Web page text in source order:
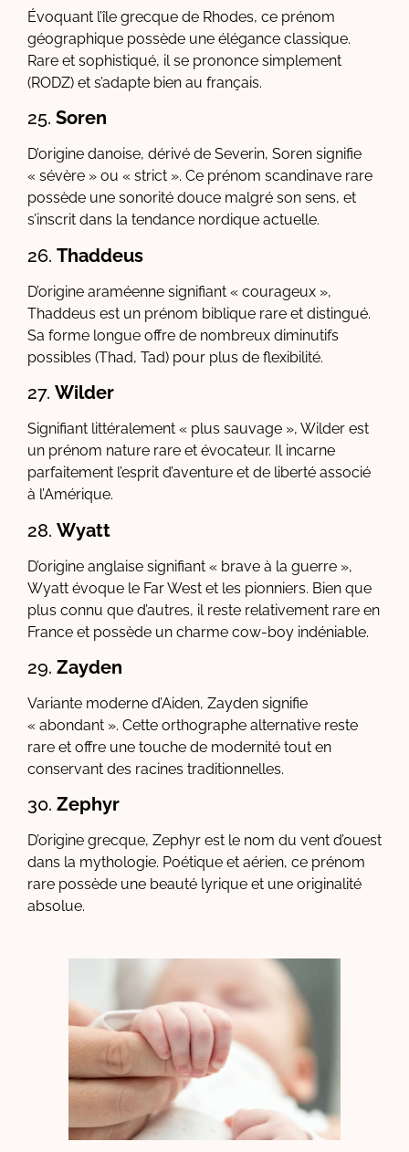
Évoquant l’île grecque de Rhodes, ce prénom
géographique possède une élégance classique.
Rare et sophistiqué, il se prononce simplement
(RODZ) et s’adapte bien au français.
25. Soren
D’origine danoise, dérivé de Severin, Soren signifie
« sévère » ou « strict ». Ce prénom scandinave rare
possède une sonorité douce malgré son sens, et
s’inscrit dans la tendance nordique actuelle.
26. Thaddeus
D’origine araméenne signifiant « courageux »,
Thaddeus est un prénom biblique rare et distingué.
Sa forme longue offre de nombreux diminutifs
possibles (Thad, Tad) pour plus de flexibilité.
27. Wilder
Signifiant littéralement « plus sauvage », Wilder est
un prénom nature rare et évocateur. Il incarne
parfaitement l’esprit d’aventure et de liberté associé
à l’Amérique.
28. Wyatt
D’origine anglaise signifiant « brave à la guerre »,
Wyatt évoque le Far West et les pionniers. Bien que
plus connu que d’autres, il reste relativement rare en
France et possède un charme cow-boy indéniable.
29. Zayden
Variante moderne d’Aiden, Zayden signifie
« abondant ». Cette orthographe alternative reste
rare et offre une touche de modernité tout en
conservant des racines traditionnelles.
30. Zephyr
D’origine grecque, Zephyr est le nom du vent d’ouest
dans la mythologie. Poétique et aérien, ce prénom
rare possède une beauté lyrique et une originalité
absolue.